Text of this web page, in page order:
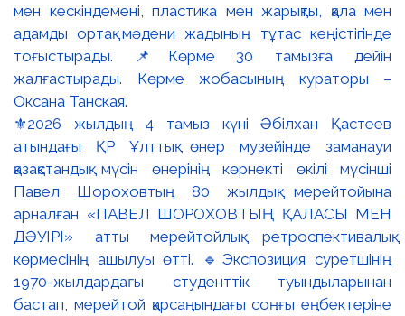
⚜️2026 жылдың 4 тамыз күні Әбілхан Қастеев
атындағы ҚР Ұлттық өнер музейінде заманауи
қазақстандық мүсін өнерінің көрнекті өкілі мүсінші
Павел Шороховтың 80 жылдық мерейтойына
арналған «ПАВЕЛ ШОРОХОВТЫҢ ҚАЛАСЫ МЕН
ДӘУІРІ» атты мерейтойлық ретроспективалық
көрмесінің ашылуы өтті. 🔹Экспозиция суретшінің
1970-жылдардағы студенттік туындыларынан
бастап, мерейтой қарсаңындағы соңғы еңбектеріне